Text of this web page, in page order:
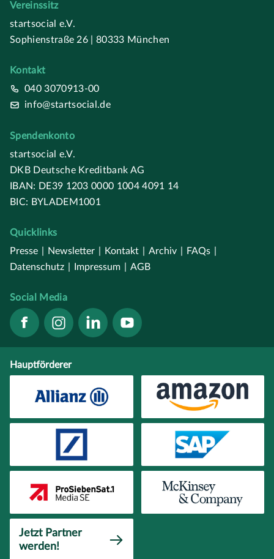
Vereinssitz
startsocial e.V.
Sophienstraße 26 | 80333 München
Kontakt
040 3070913-00
info@startsocial.de
Spendenkonto
startsocial e.V.
DKB Deutsche Kreditbank AG
IBAN: DE39 1203 0000 1004 4091 14
BIC: BYLADEM1001
Quicklinks
Presse
Newsletter Kontakt Archiv FAQs
Datenschutz
Impressum AGB
Social Media
Hauptförderer
Jetzt Partner
werden!